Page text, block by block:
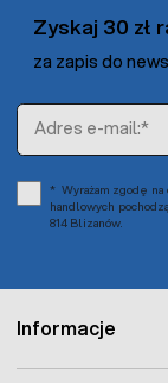
Informacje
Zyskaj 30 zł
za zapis do
Adres e-mail
Wyrażam zgodę
handlowych
814 Blizanów.